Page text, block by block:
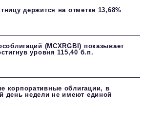
держится на отметке 13,68%
(MCXRGBI) показывает
уровня 115,40 б.п.
корпоративные облигации, в
день недели не имеют единой